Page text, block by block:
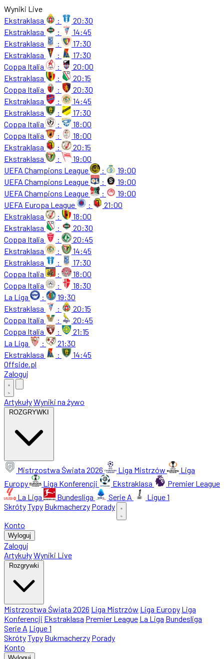
Wyniki Live
Ekstraklasa
:
20:30
Ekstraklasa
:
14:45
Ekstraklasa
:
17:30
Ekstraklasa
:
17:30
Coppa Italia
:
20:00
Ekstraklasa
:
20:15
Coppa Italia
:
20:30
Ekstraklasa
:
14:45
Ekstraklasa
:
17:30
Coppa Italia
:
18:00
Coppa Italia
:
18:00
Ekstraklasa
:
20:15
Ekstraklasa
:
19:00
UEFA Champions League
:
19:00
UEFA Champions League
:
19:00
UEFA Champions League
:
19:00
UEFA Europa League
:
21:00
Ekstraklasa
:
18:00
Ekstraklasa
:
20:30
Coppa Italia
:
20:45
Ekstraklasa
:
14:45
Ekstraklasa
:
17:30
Coppa Italia
:
18:00
Coppa Italia
:
18:30
La Liga
:
19:30
Ekstraklasa
:
20:15
Coppa Italia
:
20:45
Coppa Italia
:
21:15
La Liga
:
21:30
Ekstraklasa
:
14:45
Offside.pl
Zaloguj
ArtykułyWyniki na żywo
ROZGRYWKI
Mistrzostwa Świata 2026 Liga Mistrzów
Liga
Europy
Liga Konferencji Ekstraklasa
Premier League
La Liga
Bundesliga Serie A
Ligue 1
SkrótyTypy Bukmacherzy Porady
Konto
Wyloguj
Zaloguj
ArtykułyWyniki Live
Rozgrywki
Mistrzostwa Świata 2026 Liga Mistrzów Liga Europy Liga
Konferencji Ekstraklasa Premier League La Liga Bundesliga
Serie A Ligue 1
SkrótyTypy Bukmacherzy Porady
Konto